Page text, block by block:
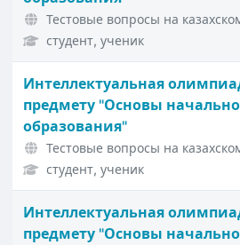
Тестовые вопросы на
студент, ученик
Интеллектуальная
предмету "Основы
образования"
Тестовые вопросы на
студент, ученик
Интеллектуальная
предмету "Основы